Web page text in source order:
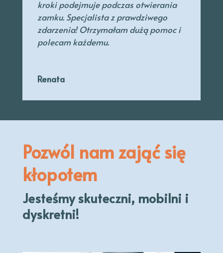
kroki podejmuje podczas otwierania
zamku. Specjalistaz prawdziwego
zdarzenia! Otrzymałam dużą pomoc i
polecam każdemu.
Renata
Pozwól nam zająć się
kłopotem
Jesteśmy skuteczni, mobilni i
dyskretni!